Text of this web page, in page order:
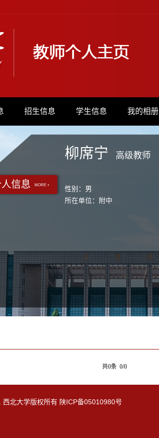
招生信息 学生信息 我的相册
信息 MORE +
柳席宁 高级教师
性别：男
所在单位：附中
共0条 0/0
北大学版权所有 陕ICP备05010980号